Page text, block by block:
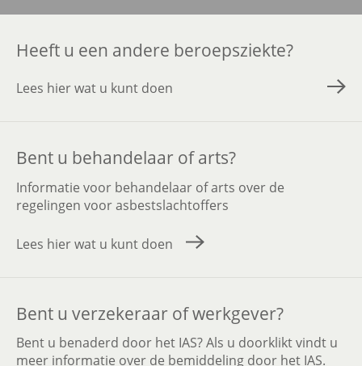
Heeft u een andere beroepsziekte?
Lees hier wat u kunt doen
Bent u behandelaar of arts?
Informatie voor behandelaar of arts over de
regelingen voor asbestslachtoffers
Lees hier wat u kunt doen
Bent u verzekeraar of werkgever?
Bent u benaderd door het IAS? Als u doorklikt vindt u
meer informatie over de bemiddeling door het IAS.